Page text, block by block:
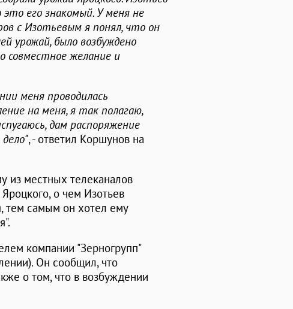
его знакомый. У меня не
с Изотьевым я понял, что он
урожай, было возбуждено
совместное желание и
меня проводилась
на меня, я так полагаю,
дам распоряжение
, - ответил Коршунов на
из местных телеканалов
о чем Изотьев
тем самым он хотел ему
компании "Зерногрупп"
Он сообщил, что
о том, что в возбуждении